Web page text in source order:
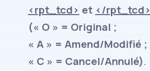
<rpt_tcd> et </rpt_tcd>
(« O » = Original ;
« A » = Amend/Modifié ;
« C » = Cancel/Annulé).